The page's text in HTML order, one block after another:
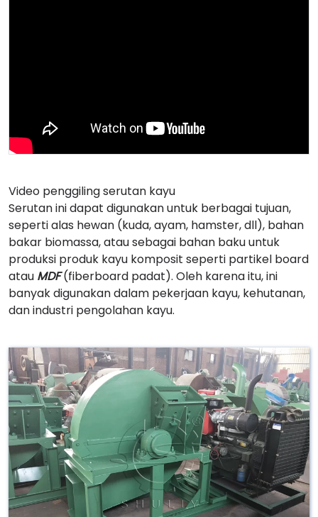
Video penggiling serutan kayu
Serutan ini dapat digunakan untuk berbagai tujuan,
seperti alas hewan (kuda, ayam, hamster, dll), bahan
bakar biomassa, atau sebagai bahan baku untuk
produksi produk kayu komposit seperti partikel board
atau MDF(fiberboard padat). Oleh karena itu, ini
banyak digunakan dalam pekerjaan kayu, kehutanan,
dan industri pengolahan kayu.